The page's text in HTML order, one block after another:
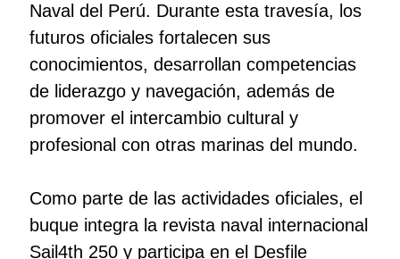
Naval del Perú. Durante esta travesía, los
futuros oficiales fortalecen sus
conocimientos, desarrollan competencias
de liderazgo y navegación, además de
promover el intercambio cultural y
profesional con otras marinas del mundo.
Como parte de las actividades oficiales, el
buque integra la revista naval internacional
Sail4th 250 y participa en el Desfile